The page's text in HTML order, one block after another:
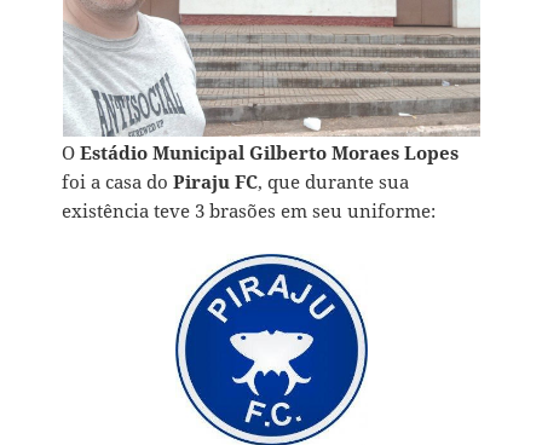
OEstádio Municipal Gilberto Moraes Lopes
foi a casa doPiraju FC, que durante sua
existência teve 3 brasões em seu uniforme: